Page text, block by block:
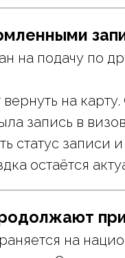
на подачу по
на
запись в
статус записи
остаётся
на